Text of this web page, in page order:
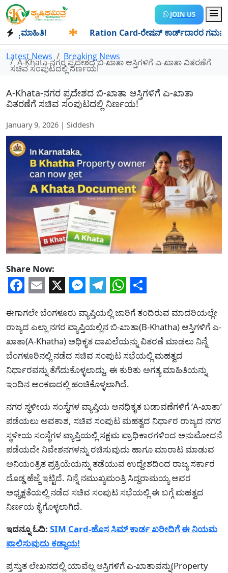
JOIN US
ಮಾಹಿತಿ! Ration Card-ರೇಷನ್ ಕಾರ್ಡ್‍ದಾರರ ಗಮನಕ್ಕೆ:
Latest News Breaking News
A-Khata-ನಗರ ಪ್ರದೇಶದ ಬಿ-ಖಾತಾ ಆಸ್ತಿಗಳಿಗೆ ಎ-ಖಾತಾ ವಿತರಣೆಗೆ
ಸಚಿವ ಸಂಪುಟದಲ್ಲಿ ನಿರ್ಣಯ!
A-Khata-ನಗರ ಪ್ರದೇಶದ ಬಿ-ಖಾತಾ ಆಸ್ತಿಗಳಿಗೆ ಎ-ಖಾತಾ
ವಿತರಣೆಗೆ ಸಚಿವ ಸಂಪುಟದಲ್ಲಿ ನಿರ್ಣಯ!
January 9, 2026 | Siddesh
Share Now:
Facebook
Email
X Messenger
Telegram
WhatsApp
Share
ಈಗಾಗಲೇ ಬೆಂಗಳೂರು ವ್ಯಾಪ್ತಿಯಲ್ಲಿ ಜಾರಿಗೆ ತಂದಿರುವ ಮಾದರಿಯಲ್ಲೇ
ರಾಜ್ಯದ ಎಲ್ಲಾ ನಗರ ವ್ಯಾಪ್ತಿಯಲ್ಲಿನ ಬಿ-ಖಾತಾ(B-Khatha) ಆಸ್ತಿಗಳಿಗೆ ಎ-
ಖಾತಾ(A-Khatha) ಅಧಿಕೃತ ದಾಖಲೆಯನ್ನು ವಿತರಣೆ ಮಾಡಲು ನಿನ್ನೆ
ಬೆಂಗಳೂರಿನಲ್ಲಿ ನಡೆದ ಸಚಿವ ಸಂಪುಟ ಸಭೆಯಲ್ಲಿ ಮಹತ್ವದ
ನಿರ್ಧಾರವನ್ನು ತೆಗೆದುಕೊಳ್ಳಲಾದ್ದು, ಈ ಕುರಿತು ಅಗತ್ಯ ಮಾಹಿತಿಯನ್ನು
ಇಂದಿನ ಅಂಕಣದಲ್ಲಿ ಹಂಚಿಕೊಳ್ಳಲಾಗಿದೆ.
ನಗರ ಸ್ಥಳೀಯ ಸಂಸ್ಥೆಗಳ ವ್ಯಾಪ್ತಿಯ ಅನಧಿಕೃತ ಬಡಾವಣೆಗಳಿಗೆ ‘A-ಖಾತಾ’
ಪಡೆಯಲು ಅವಕಾಶ, ಸಚಿವ ಸಂಪುಟ ಮಹತ್ವದ ನಿರ್ಧಾರ ರಾಜ್ಯದ ನಗರ
ಸ್ಥಳೀಯ ಸಂಸ್ಥೆಗಳ ವ್ಯಾಪ್ತಿಯಲ್ಲಿ ಸಕ್ಷಮ ಪ್ರಾಧಿಕಾರಗಳಿಂದ ಅನುಮೋದನೆ
ಪಡೆಯದೇ ನಿವೇಶನಗಳನ್ನು ರಚಿಸುವುದು ಹಾಗೂ ಮಾರಾಟ ಮಾಡುವ
ಅನಿಯಂತ್ರಿತ ಪ್ರಕ್ರಿಯೆಯನ್ನು ತಡೆಯುವ ಉದ್ದೇಶದಿಂದ ರಾಜ್ಯ ಸರ್ಕಾರ
ದೊಡ್ಡ ಹೆಜ್ಜೆ ಇಟ್ಟಿದೆ. ನಿನ್ನೆ ನಮುಖ್ಯಮಂತ್ರಿ ಸಿದ್ದರಾಮಯ್ಯ ಅವರ
ಅಧ್ಯಕ್ಷತೆಯಲ್ಲಿ ನಡೆದ ಸಚಿವ ಸಂಪುಟ ಸಭೆಯಲ್ಲಿ ಈ ಬಗ್ಗೆ ಮಹತ್ವದ
ನಿರ್ಣಯ ಕೈಗೊಳ್ಳಲಾಗಿದೆ.
ಇದನ್ನೂ ಓದಿ: SIM Card-ಹೊಸ ಸಿಮ್ ಕಾರ್ಡ ಖರೀದಿಗೆ ಈ ನಿಯಮ
ಪಾಲಿಸುವುದು ಕಡ್ದಾಯ!
ಪ್ರಸ್ತುತ ಲೇಖನದಲ್ಲಿ ಯಾವೆಲ್ಲ ಆಸ್ತಿಗಳಿಗೆ ಎ-ಖಾತಾವನ್ನು(Property